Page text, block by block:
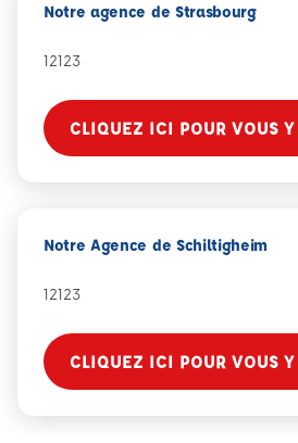
Notre agence de Strasbourg
12123
CLIQUEZ ICI POUR VOUS Y
Notre Agence de Schiltigheim
12123
CLIQUEZ ICI POUR VOUS Y